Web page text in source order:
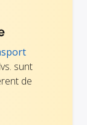
sunt
de